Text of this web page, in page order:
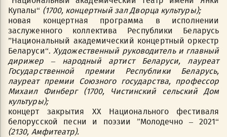
Купалы“ (1700, концертный зал Дворца культуры);
новая концертная программа в исполнении
заслуженного коллектива Республики Беларусь
”Национальный академический концертный оркестр
Беларуси“. Художественный руководитель и главный
дирижер – народный артист Беларуси, лауреат
Государственной премии Республики Беларусь,
лауреат премии Союзного государства, профессор
Михаил Финберг (1700, Чистинский сельский Дом
культуры);
концерт закрытия ХХ Национального фестиваля
белорусской песни и поэзии ”Молодечно – 2021“
(2130, Амфитеатр).